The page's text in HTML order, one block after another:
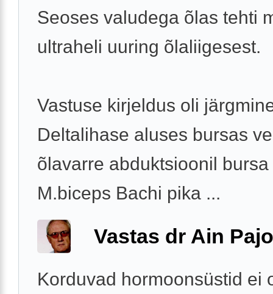
Seoses valudega õlas tehti
ultraheli uuring õlaliigesest.
Vastuse kirjeldus oli
Deltalihase aluses bursas
õlavarre abduktsioonil
M.biceps Bachi pika ...
Vastas dr Ain
Korduvad hormoonsüstid ei